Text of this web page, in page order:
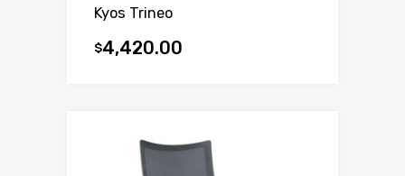
Kyos Trineo
$4,420.00